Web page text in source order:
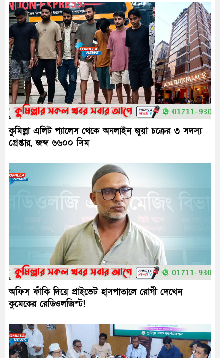
কুমিল্লা এলিট প্যালেস থেকে অনলাইন জুয়া চক্রের ৩ সদস্য
গ্রেপ্তার, জব্দ ৬৬০০ সিম
অফিস ফাঁকি দিয়ে প্রাইভেট হাসপাতালে রোগী দেখেন
কুমেকের রেডিওলজিস্ট!